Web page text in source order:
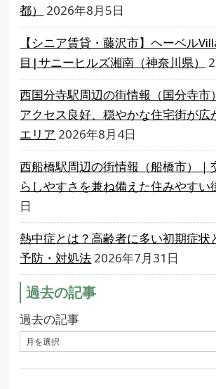
都）
2026年8月5日
【シニア賃貸・藤沢市】ヘーベル
目|サニーヒルズ湘南（神奈川県）
西国分寺駅周辺の街情報（国分寺市
アクセス良好、穏やかな住宅街が広
エリア 2026年8月4日
西船橋駅周辺の街情報（船橋市）｜
らしやすさを兼ね備えた住みやすい
日
熱中症とは？高齢者に多い初期症状
予防・対処法 2026年7月31日
過去の記事
過去の記事